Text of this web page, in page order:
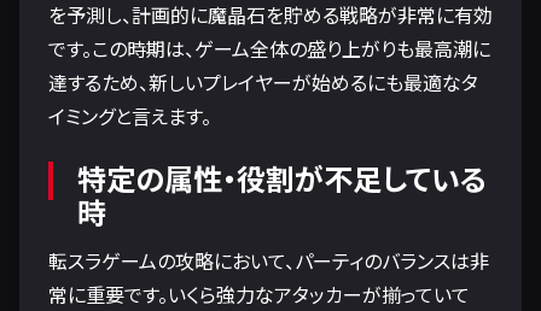
を予測し、計画的に魔晶石を貯める戦略が非常に有効
です。この時期は、ゲーム全体の盛り上がりも最高潮に
達するため、新しいプレイヤーが始めるにも最適なタ
イミングと言えます。
特定の属性・役割が不足している
時
転スラゲームの攻略において、パーティのバランスは非
常に重要です。いくら強力なアタッカーが揃っていて